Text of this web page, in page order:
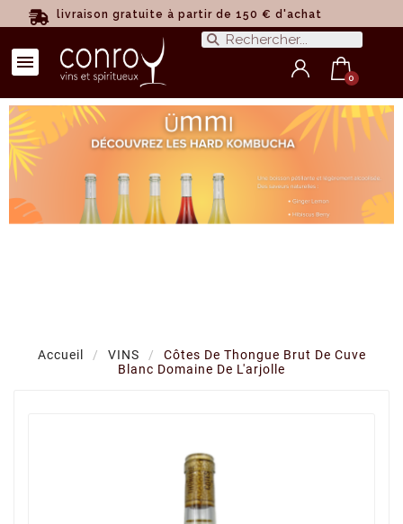
livraison gratuite à partir de 150 € d'achat
Accueil VINS
Côtes De Thongue Brut De Cuve
Blanc Domaine De L'arjolle